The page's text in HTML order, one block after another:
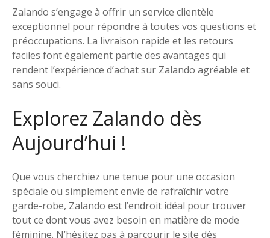
Zalando s’engage à offrir un service clientèle
exceptionnel pour répondre à toutes vos questions et
préoccupations. La livraison rapide et les retours
faciles font également partie des avantages qui
rendent l’expérience d’achat sur Zalando agréable et
sans souci.
Explorez Zalando dès
Aujourd’hui !
Que vous cherchiez une tenue pour une occasion
spéciale ou simplement envie de rafraîchir votre
garde-robe, Zalando est l’endroit idéal pour trouver
tout ce dont vous avez besoin en matière de mode
féminine. N’hésitez pas à parcourir le site dès